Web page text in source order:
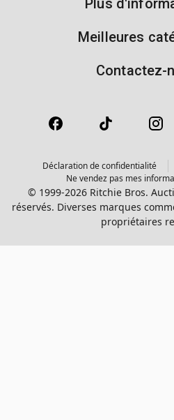
Plus
Meilleures
Contactez-
Déclaration de confidentialité
Ne vendez pas mes
© 1999-2026 Ritchie Bros.
réservés. Diverses marques
propriétaires